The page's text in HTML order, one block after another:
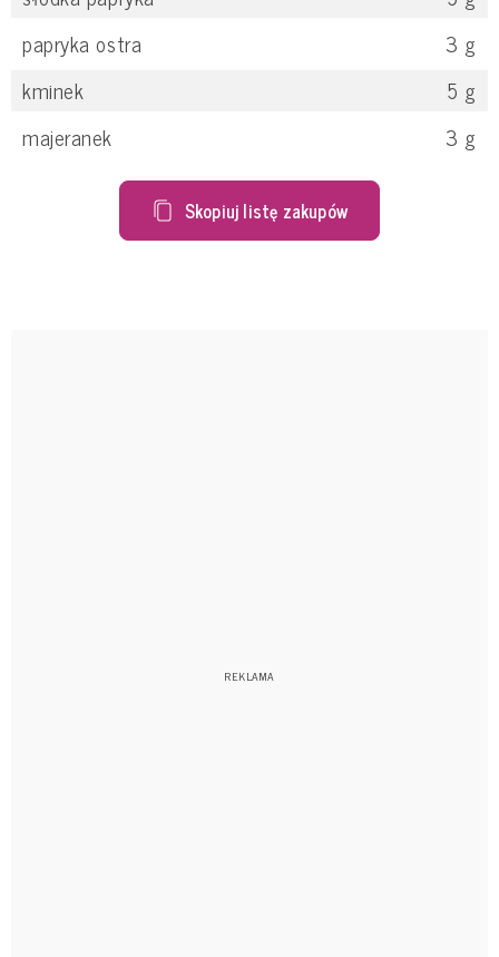
papryka ostra
3 g
kminek
5 g
majeranek
3 g
Skopiuj listę zakupów